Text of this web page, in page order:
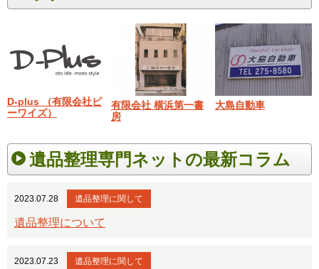
D-plus （有限会社ビ
ーワイズ）
有限会社 横浜第一書
房
大島自動車
遺品整理専門ネットの最新コラム
2023.07.28 遺品整理に関して
遺品整理について
2023.07.23 遺品整理に関して